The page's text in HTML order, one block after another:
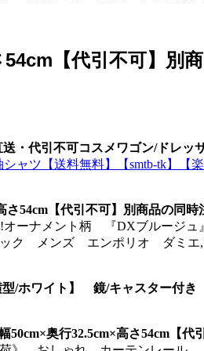
【代引不可】別
・代引不可コスメワゴン/ドレ
シャツ【送料無料】【smtb-tk】
54cm【代引不可】別商品の同
ナメント柄 『DXブルージュ
ック メンズ エンポリオ ダミ
型/ホワイト】 鏡/キャスター付
奥行32.5cm×高さ54cm【代